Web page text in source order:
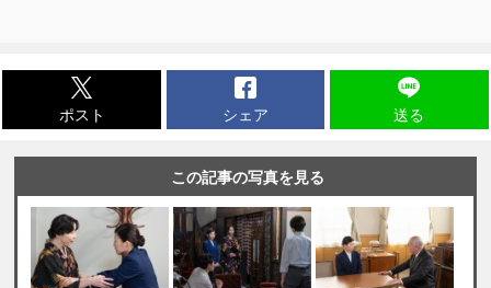
ポスト シェア 送る
この記事の写真を見る